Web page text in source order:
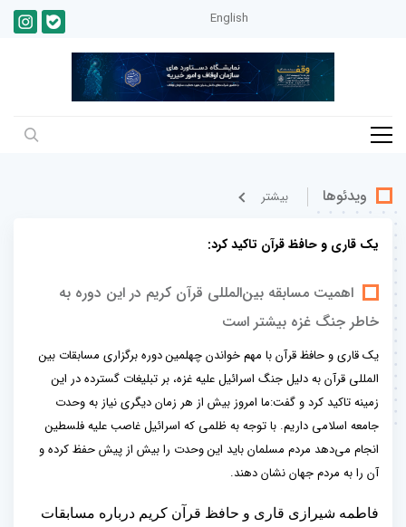
English
ویدئوها بيشتر
یک قاری و حافظ قرآن تاکید کرد:
اهمیت مسابقه بین‌المللی قرآن کریم در این دوره به
خاطر جنگ غزه بیشتر است
یک قاری و حافظ قرآن با مهم خواندن چهلمین دوره برگزاری مسابقات بین
المللی قرآن به دلیل جنگ اسرائیل علیه غزه، بر تبلیغات گسترده در این
زمینه تاکید کرد و گفت:ما امروز بیش از هر زمان دیگری نیاز به وحدت
جامعه اسلامی داریم. با توجه به ظلمی که اسرائیل غاصب علیه فلسطین
انجام می‌دهد مردم مسلمان باید این وحدت را بیش از پیش حفظ کرده و
آن را به مردم جهان نشان دهند.
فاطمه شیرازی قاری و حافظ قرآن کریم درباره مسابقات